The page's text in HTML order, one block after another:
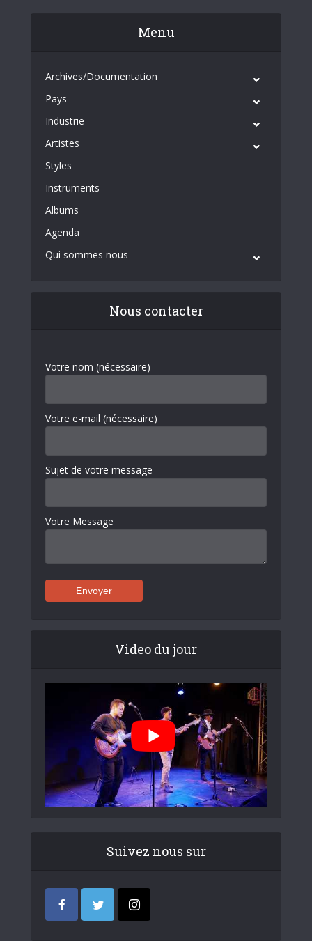
Menu
Archives/Documentation
Pays
Industrie
Artistes
Styles
Instruments
Albums
Agenda
Qui sommes nous
Nous contacter
Votre nom (nécessaire)
Votre e-mail (nécessaire)
Sujet de votre message
Votre Message
Video du jour
Suivez nous sur